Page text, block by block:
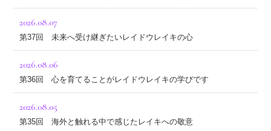
2026.08.07
第37回 未来へ受け継ぎたいレイドウレイキの心
2026.08.06
第36回 心を育てることがレイドウレイキの学びです
2026.08.05
第35回 海外と触れる中で感じたレイキへの敬意